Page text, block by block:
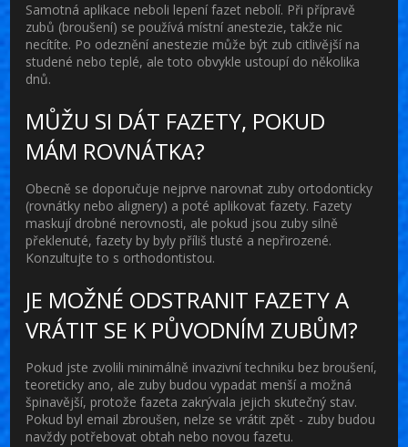
Samotná aplikace neboli lepení fazet nebolí. Při přípravě
zubů (broušení) se používá místní anestezie, takže nic
necítíte. Po odeznění anestezie může být zub citlivější na
studené nebo teplé, ale toto obvykle ustoupí do několika
dnů.
MŮŽU SI DÁT FAZETY, POKUD
MÁM ROVNÁTKA?
Obecně se doporučuje nejprve narovnat zuby ortodonticky
(rovnátky nebo alignery) a poté aplikovat fazety. Fazety
maskují drobné nerovnosti, ale pokud jsou zuby silně
překlenuté, fazety by byly příliš tlusté a nepřirozené.
Konzultujte to s orthodontistou.
JE MOŽNÉ ODSTRANIT FAZETY A
VRÁTIT SE K PŮVODNÍM ZUBŮM?
Pokud jste zvolili minimálně invazivní techniku bez broušení,
teoreticky ano, ale zuby budou vypadat menší a možná
špinavější, protože fazeta zakrývala jejich skutečný stav.
Pokud byl email zbroušen, nelze se vrátit zpět - zuby budou
navždy potřebovat obtah nebo novou fazetu.